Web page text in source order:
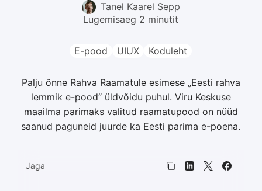
Mobiilirakendused 08 Maandumislehed
Tanel Kaarel Sepp
Lugemisaeg 2 minutit
E-pood UIUX Koduleht
Palju õnne Rahva Raamatule esimese „Eesti rahva
lemmik e-pood“ üldvõidu puhul. Viru Keskuse
maailma parimaks valitud raamatupood on nüüd
saanud paguneid juurde ka Eesti parima e-poena.
Jaga Kopeeri link
LinkedIn
X